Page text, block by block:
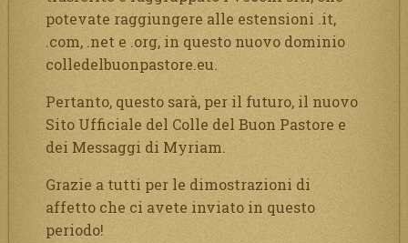
potevate raggiungere alle estensioni .it,
.com, .net e .org, in questo nuovo dominio
colledelbuonpastore.eu.
Pertanto, questo sarà, per il futuro, il nuovo
Sito Ufficiale del Colle del Buon Pastore e
dei Messaggi di Myriam.
Grazie a tutti per le dimostrazioni di
affetto che ci avete inviato in questo
periodo!